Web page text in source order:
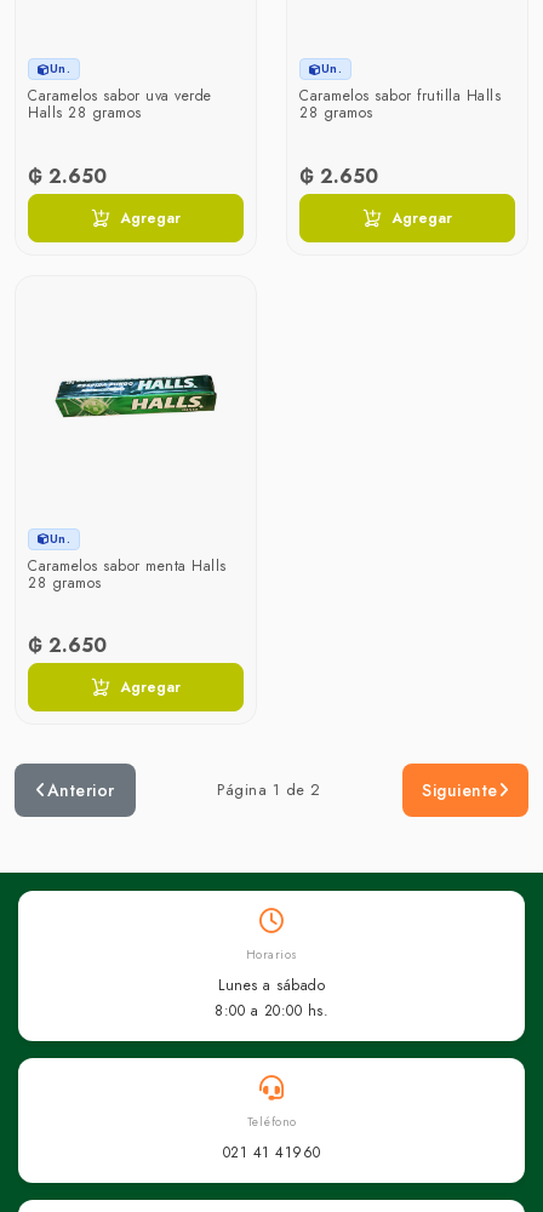
Un.
Caramelos sabor uva verde
Halls 28 gramos
₲ 2.650
Agregar
Un.
Caramelos sabor frutilla Halls
28 gramos
₲ 2.650
Agregar
Un.
Caramelos sabor menta Halls
28 gramos
₲ 2.650
Agregar
Anterior Página 1 de 2 Siguiente
Horarios
Lunes a sábado
8:00 a 20:00 hs.
Teléfono
021 41 41960